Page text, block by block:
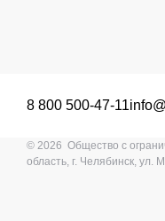
8 800 500-47-11
© 2026 Общество с
область, г. Челябинск, ул.